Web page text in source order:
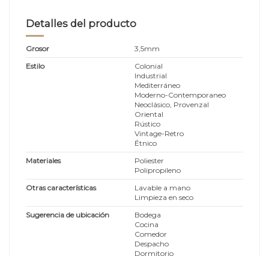
Detalles del producto
Grosor
3,5mm
Estilo
Colonial
Industrial
Mediterráneo
Moderno-Contemporaneo
Neoclásico, Provenzal
Oriental
Rústico
Vintage-Retro
Étnico
Materiales
Poliester
Polipropileno
Otras características
Lavable a mano
Limpieza en seco
Sugerencia de ubicación
Bodega
Cocina
Comedor
Despacho
Dormitorio